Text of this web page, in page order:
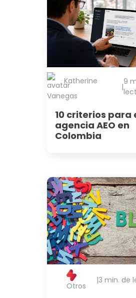
Katherine
Vanegas
|
9
10 criterios para
agencia AEO en
Colombia
Otros
|3 min. de